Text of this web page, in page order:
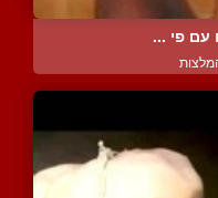
עם פי ...